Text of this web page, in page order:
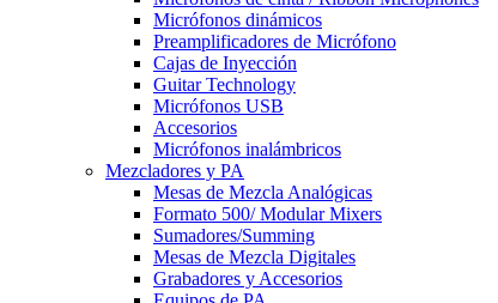
Micrófonos dinámicos
Preamplificadores de Micrófono
Cajas de Inyección
Guitar Technology
Micrófonos USB
Accesorios
Micrófonos inalámbricos
Mezcladores y PA
Mesas de Mezcla Analógicas
Formato 500/ Modular Mixers
Sumadores/Summing
Mesas de Mezcla Digitales
Grabadores y Accesorios